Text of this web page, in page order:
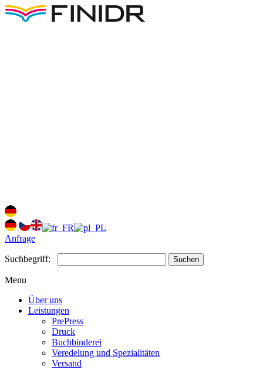
Anfrage
Suchbegriff: Suchen
Menu
Über uns
Leistungen
PrePress
Druck
Buchbinderei
Veredelung und Spezialitäten
Versand